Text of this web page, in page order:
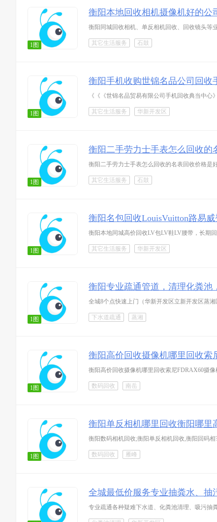
1图
衡阳本地回收相机摄像机好的公
衡阳同城回收相机、单反相机回收、回收镜头等
其它生活服务 石鼓
1图
衡阳手机收购世锦名品公司回
《《《世锦名品贸易有限公司手机回收典当中心
其它生活服务 华新开发区
1图
衡阳二手劳力士手表怎么回收的
衡阳二手劳力士手表怎么回收的名表回收价格是
其它生活服务 石鼓
1图
衡阳名包回收LouisVuitton路易威
衡阳本地同城高价回收LV包LV鞋LV腰带，长期
其它生活服务 华新开发区
1图
衡阳专业疏通管道，清理化粪池
全城8个点快速上门（华新开发区立新开发区蒸
下水道疏通 蒸湘
1图
衡阳高价回收摄像机哪里回收索
衡阳高价回收摄像机哪里回收索尼FDRAX60摄
数码回收 南岳
1图
衡阳单反相机哪里回收衡阳哪里
衡阳数码相机回收;衡阳单反相机回收,衡阳回码
数码回收 雁峰
全城最低价服务专业抽粪水、抽
专业疏通各种疑难下水道、化粪池清理、吸污抽